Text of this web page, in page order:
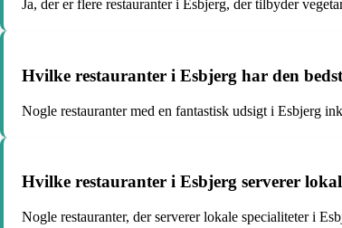
Ja, der er flere restauranter i Esbjerg, der tilbyder
Hvilke restauranter i Esbjerg har den
Nogle restauranter med en fantastisk udsigt i Esbjerg
Hvilke restauranter i Esbjerg serverer
Nogle restauranter, der serverer lokale specialiteter i